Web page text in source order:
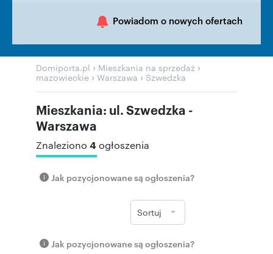
Powiadom o nowych ofertach
Domiporta.pl › Mieszkania na sprzedaż ›
mazowieckie › Warszawa › Szwedzka
Mieszkania: ul. Szwedzka -
Warszawa
Znaleziono 4ogłoszenia
Jak pozycjonowane są ogłoszenia?
Sortuj
Jak pozycjonowane są ogłoszenia?